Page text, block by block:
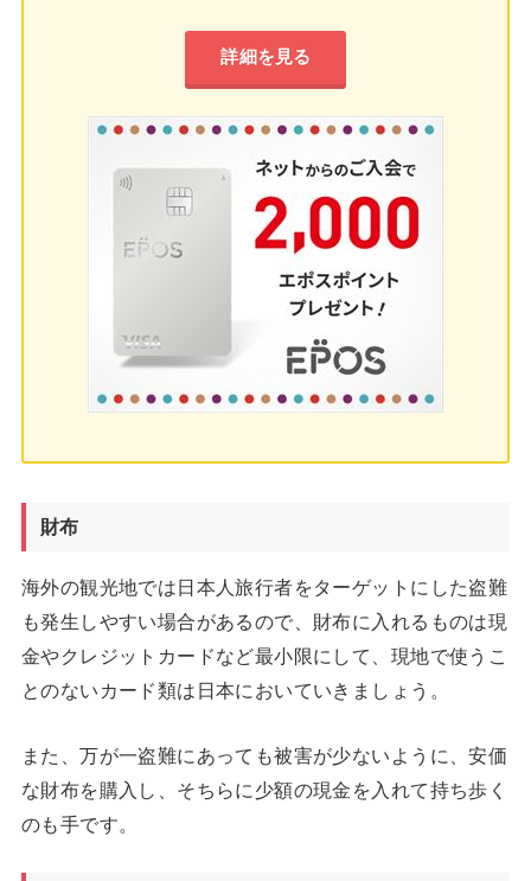
詳細を見る
財布
海外の観光地では日本人旅行者をターゲットにした盗難
も発生しやすい場合があるので、財布に入れるものは現
金やクレジットカードなど最小限にして、現地で使うこ
とのないカード類は日本においていきましょう。
また、万が一盗難にあっても被害が少ないように、安価
な財布を購入し、そちらに少額の現金を入れて持ち歩く
のも手です。